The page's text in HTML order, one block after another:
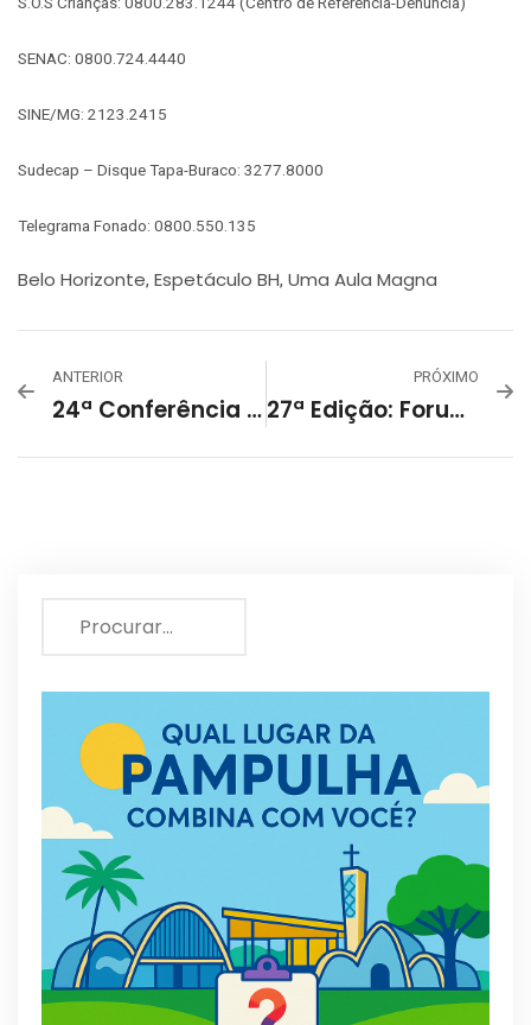
SENAC: 0800.724.4440
SINE/MG: 2123.2415
Sudecap – Disque Tapa-Buraco: 3277.8000
Telegrama Fonado: 0800.550.135
Belo Horizonte, Espetáculo BH, Uma Aula Magna
ANTERIOR
24ª Conferência Nacional Da Advocacia Brasileira 2023
PRÓXIMO
27ª Edição: Forumdoc.bh